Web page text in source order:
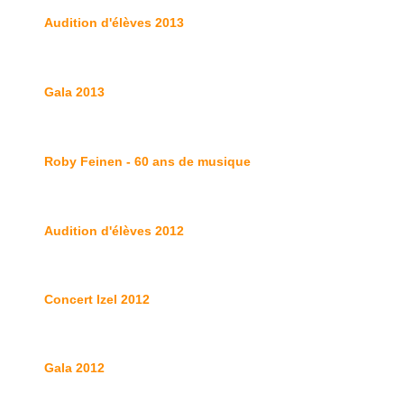
Audition d'élèves 2013
Gala 2013
Roby Feinen - 60 ans de musique
Audition d'élèves 2012
Concert Izel 2012
Gala 2012